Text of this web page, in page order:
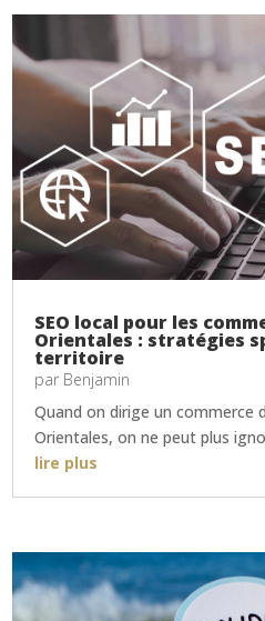
SEO local pour les
Orientales : stratégies
territoire
par Benjamin
Quand on dirige un commerce
Orientales, on ne peut plus
lire plus